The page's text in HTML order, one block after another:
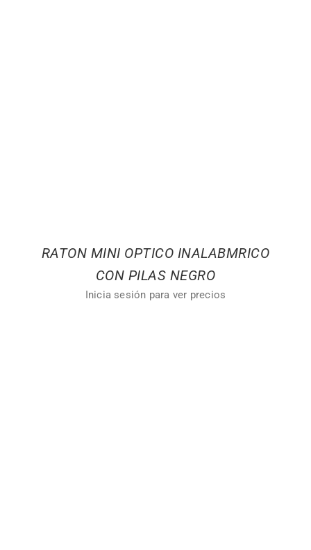
RATON MINI OPTICO INALABMRICO
CON PILAS NEGRO
Inicia sesión para ver precios